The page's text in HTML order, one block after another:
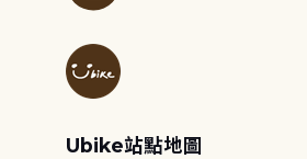
Ubike站點地圖